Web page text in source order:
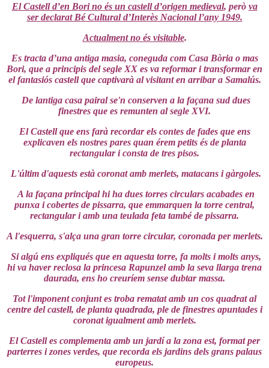
El Castell d’en Bori no és un castell d’origen medieval, però va
ser declarat Bé Cultural d’Interès Nacional l’any 1949.
Actualment no és visitable.
Es tracta d’una antiga masia, coneguda com Casa Bòria o mas
Bori, que a principis del segle XX es va reformar i transformar en
el fantasiós castell que captivarà al visitant en arribar a Samalús.
De lantiga casa pairal se'n conserven a la façana sud dues
finestres que es remunten al segle XVI.
El Castell que ens farà recordar els contes de fades que ens
explicaven els nostres pares quan érem petits és de planta
rectangular i consta de tres pisos.
L'últim d'aquests està coronat amb merlets, matacans i gàrgoles.
A la façana principal hi ha dues torres circulars acabades en
punxa i cobertes de pissarra, que emmarquen la torre central,
rectangular i amb una teulada feta també de pissarra.
A l'esquerra, s'alça una gran torre circular, coronada per merlets.
Si algú ens expliqués que en aquesta torre, fa molts i molts anys,
hi va haver reclosa la princesa Rapunzel amb la seva llarga trena
daurada, ens ho creuríem sense dubtar massa.
Tot l'imponent conjunt es troba rematat amb un cos quadrat al
centre del castell, de planta quadrada, ple de finestres apuntades i
coronat igualment amb merlets.
El Castell es complementa amb un jardí a la zona est, format per
parterres i zones verdes, que recorda els jardins dels grans palaus
europeus.